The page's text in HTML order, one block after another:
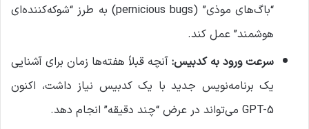
“باگ‌های موذی” (pernicious bugs) به طرز “شوکه‌کننده‌ای
هوشمند” عمل کند.
سرعت ورود به کدبیس: آنچه قبلاً هفته‌ها زمان برای آشنایی
یک برنامه‌نویس جدید با یک کدبیس نیاز داشت، اکنون
GPT-5 می‌تواند در عرض “چند دقیقه” انجام دهد.